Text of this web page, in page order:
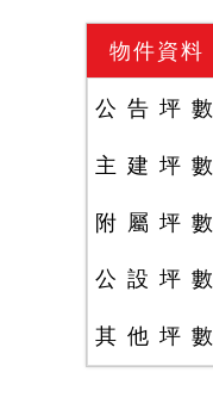
物件資料
公 告 坪 數
主 建 坪 數
附 屬 坪 數
公 設 坪 數
其 他 坪 數